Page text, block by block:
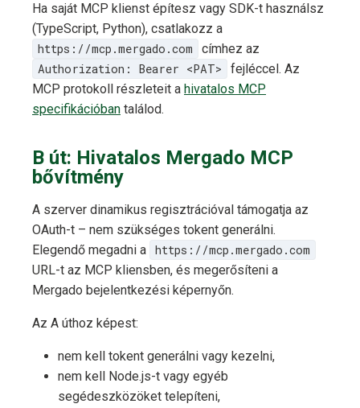
Ha saját MCP klienst építesz vagy SDK-t használsz
(TypeScript, Python), csatlakozz a
https://mcp.mergado.com
címhez az
Authorization: Bearer <PAT>
fejléccel. Az
MCP protokoll részleteit a hivatalos MCP
specifikációban találod.
B út: Hivatalos Mergado MCP
bővítmény
A szerver dinamikus regisztrációval támogatja az
OAuth-t – nem szükséges tokent generálni.
Elegendő megadni a https://mcp.mergado.com
URL-t az MCP kliensben, és megerősíteni a
Mergado bejelentkezési képernyőn.
Az A úthoz képest:
nem kell tokent generálni vagy kezelni,
nem kell Node.js-t vagy egyéb
segédeszközöket telepíteni,